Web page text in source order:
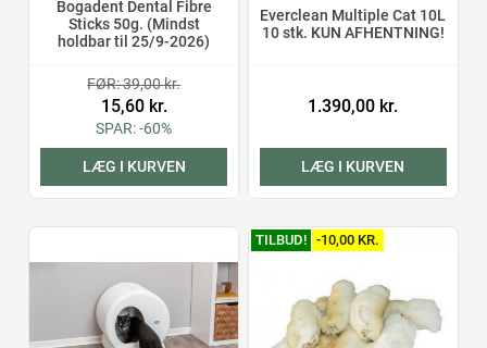
Bogadent Dental Fibre
Sticks 50g. (Mindst
holdbar til 25/9-2026)
FØR: 39,00 kr.
15,60 kr.
SPAR: -60%
LÆG I KURVEN
Everclean Multiple Cat 10L
10 stk. KUN AFHENTNING!
1.390,00 kr.
LÆG I KURVEN
TILBUD! -10,00 KR.